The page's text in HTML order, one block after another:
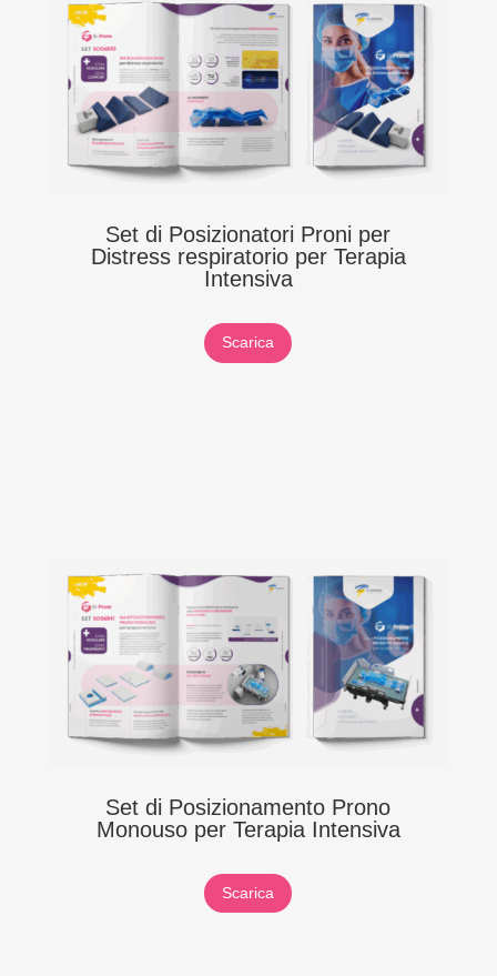
Set di Posizionatori Proni per
Distress respiratorio per Terapia
Intensiva
Scarica
Set di Posizionamento Prono
Monouso per Terapia Intensiva
Scarica